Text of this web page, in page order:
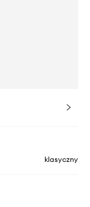
klasyczny